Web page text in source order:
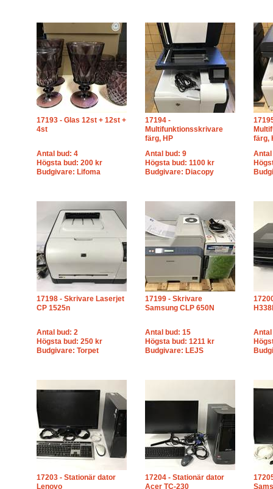
17193 - Glas 12st + 12st +
4st
Antal bud: 4
Högsta bud: 200 kr
Budgivare: Lifoma
17194 -
Multifunktionsskrivare
färg, HP
Antal bud: 9
Högsta bud: 1100 kr
Budgivare: Diacopy
färg,
Antal
17198 - Skrivare Laserjet
CP 1525n
Antal bud: 2
Högsta bud: 250 kr
Budgivare: Torpet
17199 - Skrivare
Samsung CLP 650N
Antal bud: 15
Högsta bud: 1211 kr
Budgivare: LEJS
Antal
17203 - Stationär dator
Lenovo
17204 - Stationär dator
Acer TC-230